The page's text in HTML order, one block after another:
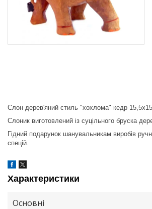
Слон дерев'яний стиль "хохлома" кедр
Слоник виготовлений із суцільного бруска
Гідний подарунок шанувальникам виробів
спецій.
Характеристики
Основні